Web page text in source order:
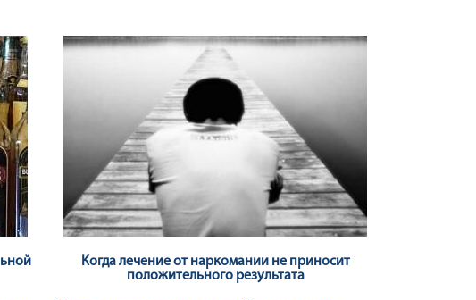
Когда лечение от наркомании не приносит
положительного результата